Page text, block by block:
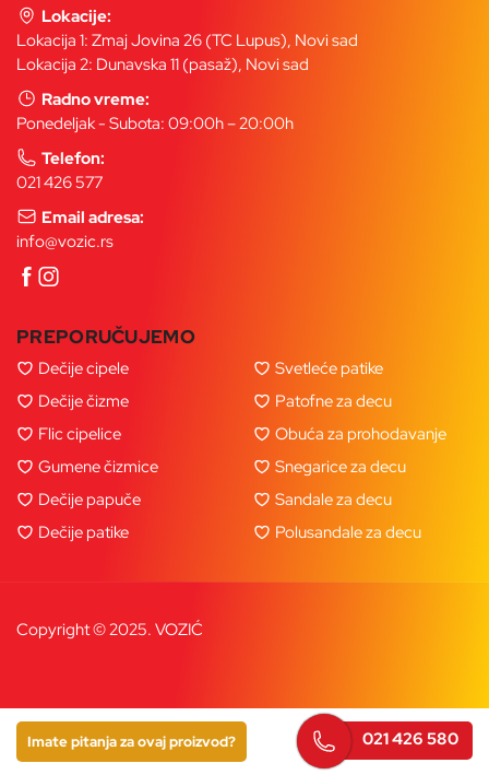
Imate pitanja za ovaj proizvod?
Lokacije:
Lokacija 1: Zmaj Jovina 26 (TC Lupus), Novi sad
Lokacija 2: Dunavska 11 (pasaž), Novi sad
Radno vreme:
Ponedeljak - Subota: 09:00h – 20:00h
Telefon:
021 426 577
Email adresa:
info@vozic.rs
PREPORUČUJEMO
Dečije cipele
Dečije čizme
Flic cipelice
Gumene čizmice
Dečije papuče
Dečije patike
Svetleće patike
Patofne za decu
Obuća za prohodavanje
Snegarice za decu
Sandale za decu
Polusandale za decu
Copyright © 2025. VOZIĆ
021 426 580